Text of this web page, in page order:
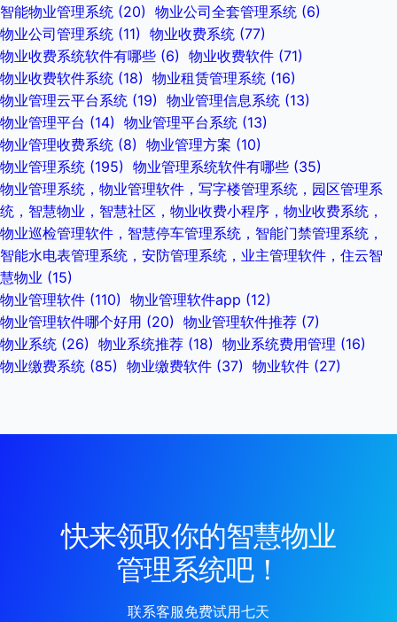
智能物业管理系统 (20) 物业公司全套管理系统 (6)
物业公司管理系统 (11) 物业收费系统 (77)
物业收费系统软件有哪些 (6) 物业收费软件 (71)
物业收费软件系统 (18) 物业租赁管理系统 (16)
物业管理云平台系统 (19) 物业管理信息系统 (13)
物业管理平台 (14) 物业管理平台系统 (13)
物业管理收费系统 (8) 物业管理方案 (10)
物业管理系统 (195) 物业管理系统软件有哪些 (35)
物业管理系统，物业管理软件，写字楼管理系统，园区管理系
统，智慧物业，智慧社区，物业收费小程序，物业收费系统，
物业巡检管理软件，智慧停车管理系统，智能门禁管理系统，
智能水电表管理系统，安防管理系统，业主管理软件，住云智
慧物业 (15)
物业管理软件 (110) 物业管理软件app (12)
物业管理软件哪个好用 (20) 物业管理软件推荐 (7)
物业系统 (26) 物业系统推荐 (18) 物业系统费用管理 (16)
物业缴费系统 (85) 物业缴费软件 (37) 物业软件 (27)
快来领取你的智慧物业
管理系统吧！
联系客服免费试用七天